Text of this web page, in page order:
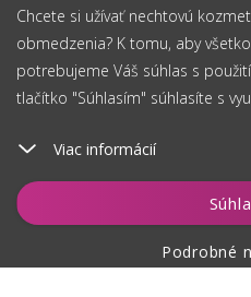
Chcete si užívať nechtovú
obmedzenia? K tomu, aby
potrebujeme Váš súhlas s
tlačítko "Súhlasím" súhlasíte s
Viac informácií
Podrobné
Vložiť do